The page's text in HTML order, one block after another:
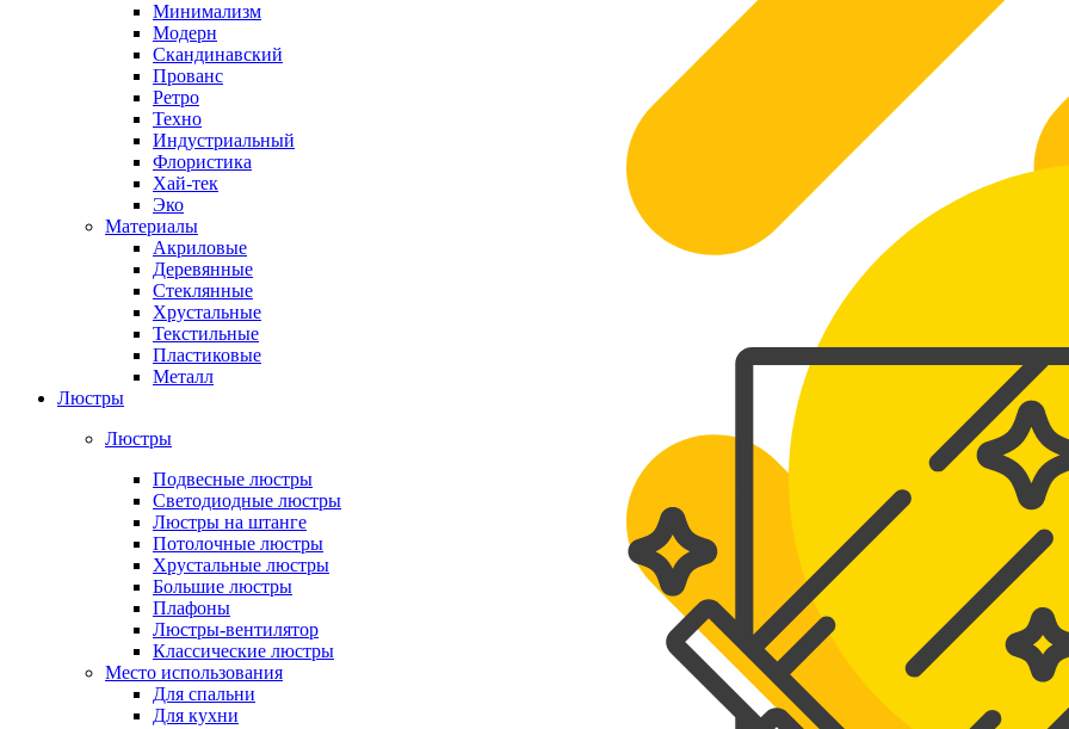
Минимализм
Модерн
Скандинавский
Прованс
Ретро
Техно
Индустриальный
Флористика
Хай-тек
Эко
Материалы
Акриловые
Деревянные
Стеклянные
Хрустальные
Текстильные
Пластиковые
Металл
Люстры
Люстры
Подвесные люстры
Светодиодные люстры
Люстры на штанге
Потолочные люстры
Хрустальные люстры
Большие люстры
Плафоны
Люстры-вентилятор
Классические люстры
Место использования
Для спальни
Для кухни